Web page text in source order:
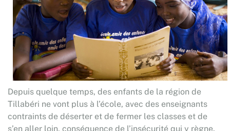
Depuis quelque temps, des enfants de la région de
Tillabéri ne vont plus à l’école, avec des enseignants
contraints de déserter et de fermer les classes et de
s’en aller loin, conséquence de l’insécurité qui y règne.